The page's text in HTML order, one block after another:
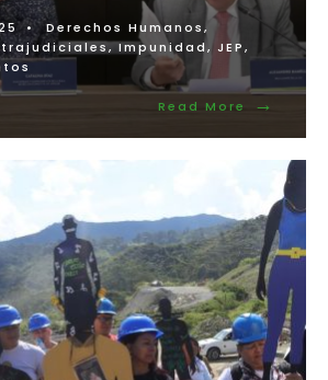
• Derechos Humanos,
,Impunidad, JEP,
Read More →
Read
JEP?